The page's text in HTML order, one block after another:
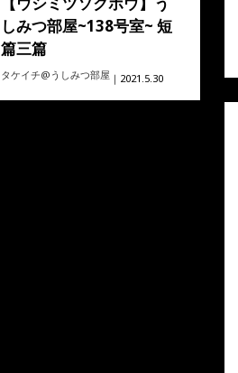
しみつ部屋~138号室~ 短
篇三篇
タケイチ@うしみつ部屋 ｜2021.5.30